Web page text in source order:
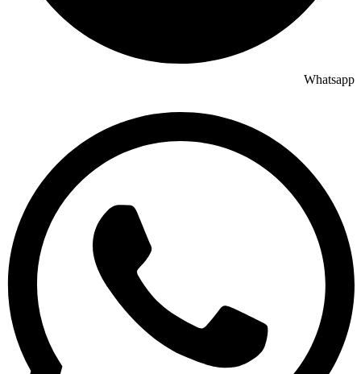
Whatsapp